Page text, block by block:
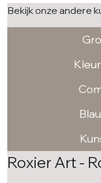
Bekijk onze andere
Roxier Art -